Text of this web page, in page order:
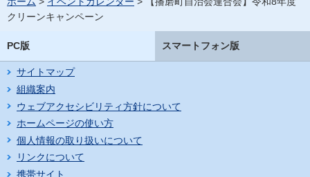
クリーンキャンペーン
PC版 スマートフォン版
サイトマップ
組織案内
ウェブアクセシビリティ方針について
ホームページの使い方
個人情報の取り扱いについて
リンクについて
携帯サイト